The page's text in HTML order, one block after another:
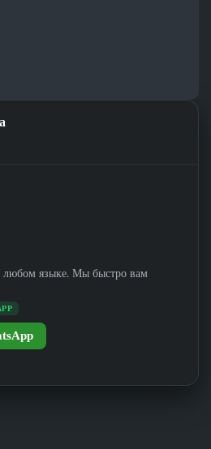
любом языке. Мы быстро вам